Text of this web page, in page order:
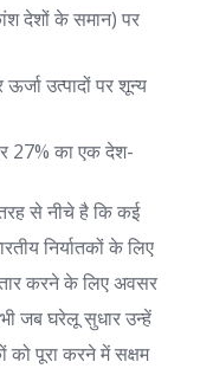
देशों के समान) पर
उत्पादों पर शून्य
27% का एक देश-
से नीचे है कि कई
निर्यातकों के लिए
करने के लिए अवसर
जब घरेलू सुधार उन्हें
को पूरा करने में सक्षम